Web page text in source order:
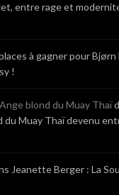
entre rage et
à gagner pour
!
blond du Muay Thaï
du Muay Thaï devenu
Jeanette Berger : La